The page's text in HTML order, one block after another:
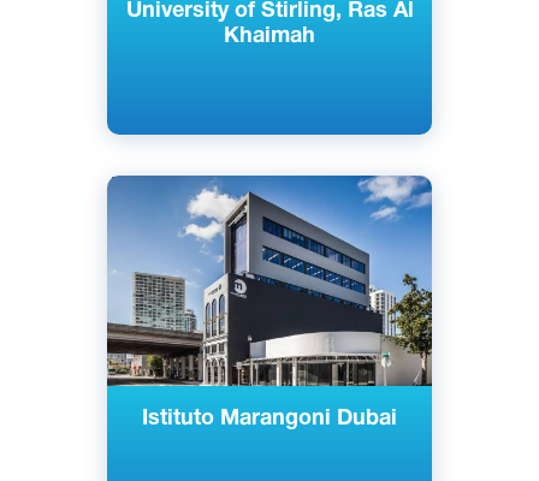
University of Stirling, Ras Al
Khaimah
Istituto Marangoni Dubai
Английский
Дубай, ОАЭ
Частный